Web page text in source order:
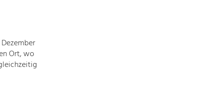
Ort, wo